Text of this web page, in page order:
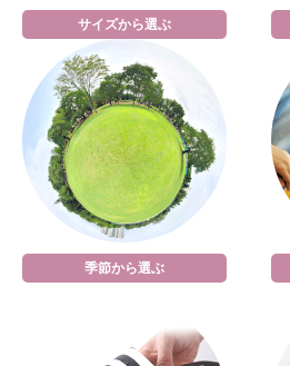
サイズから選ぶ
季節から選ぶ